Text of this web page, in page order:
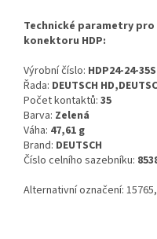
Technické parametry
konektoru HDP:
Výrobní číslo: HDP24-24-
Řada: DEUTSCH
Počet kontaktů: 35
Barva: Zelená
Váha: 47,61 g
Brand: DEUTSCH
Číslo celního sazebníku:
Alternativní označení: 15765,